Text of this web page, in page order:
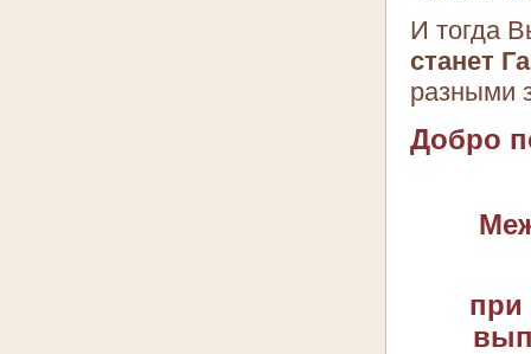
И тогда
станет
разными
Добро
при